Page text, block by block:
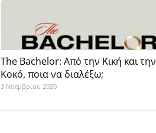
The Bachelor: Από την Κική και την
Κοκό, ποια να διαλέξω;
3 Νοεμβρίου 2020